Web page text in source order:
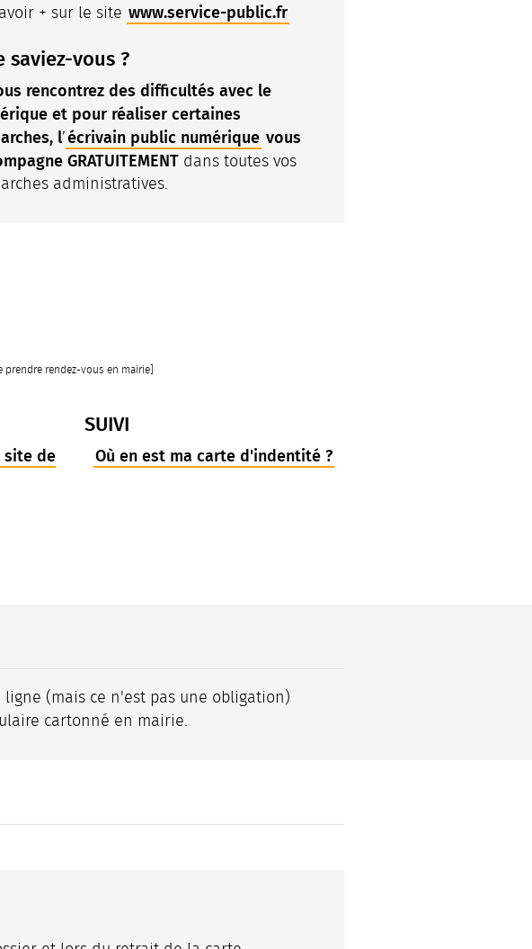
+ sur le site www.service-public.fr
saviez-vous ?
rencontrez des difficultés avec le
et pour réaliser certaines
l’écrivain public numérique vous
GRATUITEMENT dans toutes vos
administratives.
rendez-vous en mairie]
site de
SUIVI
Où en est ma carte d'indentité ?
(mais ce n'est pas une obligation)
cartonné en mairie.